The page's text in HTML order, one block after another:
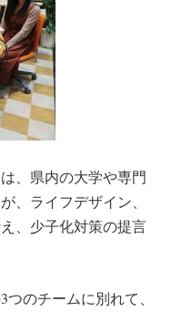
、県内の大学や専門
、ライフデザイン、
、少子化対策の提言
のチームに別れて、